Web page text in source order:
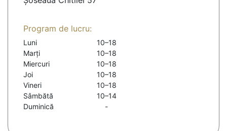
Program de lucru:
Luni
10–18
Marți
10–18
Miercuri
10–18
Joi
10–18
Vineri
10–18
Sâmbătă
10–14
Duminică
-